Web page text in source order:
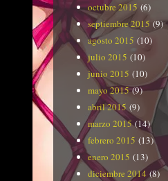
octubre 2015 (6)
septiembre 2015 (9)
agosto 2015 (10)
julio 2015 (10)
junio 2015 (10)
mayo 2015(9)
abril 2015 (9)
marzo 2015(14)
febrero 2015 (13)
enero 2015 (13)
diciembre 2014 (8)